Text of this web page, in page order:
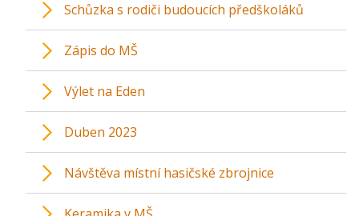
Schůzka s rodiči budoucích předškoláků
Zápis do MŠ
Výlet na Eden
Duben 2023
Návštěva místní hasičské zbrojnice